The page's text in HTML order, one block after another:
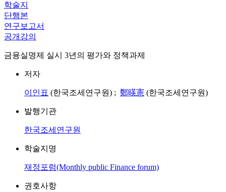
학술지
단행본
연구보고서
공개강의
금융실명제 실시 3년의 평가와 정책과제
저자
이인표 (한국조세연구원) ; 鄭暎憲 (한국조세연구원)
발행기관
한국조세연구원
학술지명
재정포럼(Monthly public Finance forum)
권호사항